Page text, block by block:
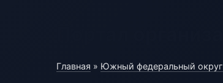
Главная » Южный федеральный округ